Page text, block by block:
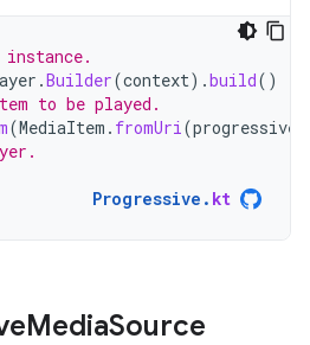
.Builder(context).build()
to be played.
(MediaItem . fromUri(
Progressive . kt
MediaSource